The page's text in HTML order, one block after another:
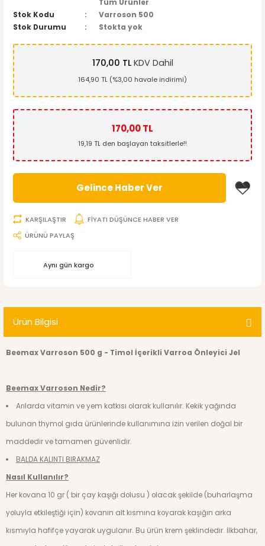
Tüm Ürünler
Stok Kodu
Varroson 500
Stok Durumu
Stokta yok
170,00 TLKDV Dahil
164,90 TL (%3,00 havale indirimi)
170,00 TL
19,19 TL den başlayan taksitlerle!!
Gelince Haber Ver
KARŞILAŞTIR
FİYATI DÜŞÜNCE HABER VER
ÜRÜNÜ PAYLAŞ
Aynı gün kargo
Ürün Bilgisi
Beemax Varroson 500 g - Timol İçerikli Varroa Önleyici Jel
Beemax Varroson Nedir?
Arılarda vitamin ve yem katkısı olarak kullanılır. Kekik yağında
bulunan thymol gıda ürünlerinde kullanımına izin verilen doğal bir
maddedir ve tamamen güvenlidir.
BALDA KALINTI BIRAKMAZ
Nasıl Kullanılır?
Her kovana 10 gr ( bir çay kaşığı dolusu ) olacak şekilde (buharlaşma
yoluyla etkileştiği için) kovanın alt kısmına koyarak kaşığın arka
kısmıyla hafifçe yayarak uygulanır. Bu ürün krem şeklindedir. İlkbahar,